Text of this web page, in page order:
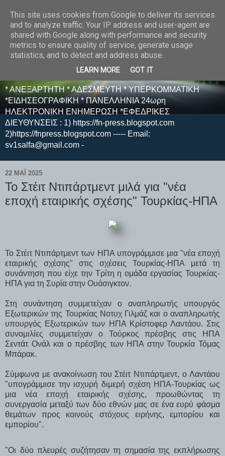
E F E N P R E S S -
ΗΛΕΚΤΡΟΝΙΚΗ
ΕΦΗΜΕΡΙΔΑ
* ΑΝΕΞΑΡΤΗΤΗ * ΑΔΕΣΜΕΥΤΗ * ΥΠΕΡΚΟΜΜΑΤΙΚΗ
*ΕΙΔΗΣΕΟΓΡΑΦΙΚΗ * ΠΑΝΕΛΛΗΝΙΑ 24ωρη
ΗΛΕΚΤΡΟΝΙΚΗ ΕΝΗΜΕΡΩΣΗ *ΕΦΕΔΡΙΚΕΣ
ΔΙΕΥΘΥΝΣΕΙΣ : 1) https://fn-press.blogspot.com
2)https://fnpress.blogspot.com ----- Email:
sv1salfa@gmail.com -
22 ΜΑΪ́ 2025
Το Στέιτ Ντιπάρτμεντ μιλά για "νέα
εποχή εταιρικής σχέσης" Τουρκίας-ΗΠΑ
Το Στέιτ Ντιπάρτμεντ των ΗΠΑ υπογράμμισε μια "νέα εποχή
εταιρικής σχέσης" στις σχέσεις Τουρκίας-ΗΠΑ μετά τη
συνάντηση που είχε την Τρίτη η ομάδα εργασίας Τουρκίας-
ΗΠΑ για τη Συρία στην Ουάσιγκτον.
Στη συνάντηση συμμετείχαν ο αναπληρωτής υπουργός
Εξωτερικών της Τουρκίας Νοτυχ Γιλμάζ και ο αναπληρωτής
υπουργός Εξωτερικών των ΗΠΑ Κρίστοφερ Λαντάου. Στις
συνομιλίες συμμετείχαν ο Τούρκος πρέσβης στις ΗΠΑ
Σεντάτ Ονάλ και ο πρέσβης των ΗΠΑ στην Τουρκία Τόμας
Μπάρακ.
Σύμφωνα με ανακοίνωση του Στέιτ Ντιπάρτμεντ, ο Λαντάου
"υπογράμμισε την ισχυρή διμερή σχέση ΗΠΑ-Τουρκίας ως
μια νέα εποχή εταιρικής σχέσης, προωθώντας τη
συνεργασία μεταξύ των δύο εθνών μας σε ένα ευρύ φάσμα
θεμάτων προς κοινούς στόχους ειρήνης, εμπορίου και
εμπορίου".
"Οι δύο πλευρές συζήτησαν τη σημασία της εκπλήρωσης
This site uses cookies from Google to deliver its services
and to analyze traffic. Your IP address and user-agent are
shared with Google along with performance and security
metrics to ensure quality of service, generate usage
statistics, and to detect and address abuse.
LEARN MORE GOT IT